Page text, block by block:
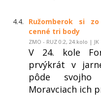
4.4.
Ružomberok si
cenné tri body
ZMO - RUZ 0:2, 24.kolo | JK
V 24. kole
prvýkrát v
pôde
Moravciach ich